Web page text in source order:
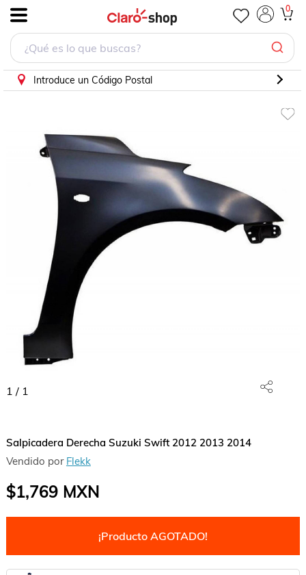
0
Introduce un Código Postal
1 / 1
Salpicadera Derecha Suzuki Swift 2012 2013 2014
Vendido por Flekk
$1,769MXN
¡Producto AGOTADO!